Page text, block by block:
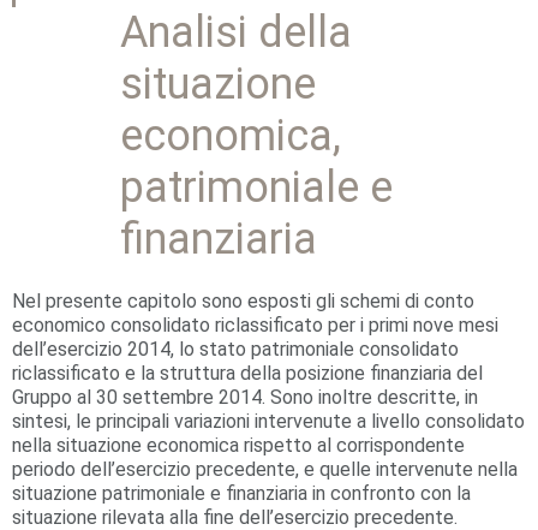
Analisi della
situazione
economica,
patrimoniale e
finanziaria
Nel presente capitolo sono esposti gli schemi di conto
economico consolidato riclassificato per i primi nove mesi
dell’esercizio 2014, lo stato patrimoniale consolidato
riclassificato e la struttura della posizione finanziaria del
Gruppo al 30 settembre 2014. Sono inoltre descritte, in
sintesi, le principali variazioni intervenute a livello consolidato
nella situazione economica rispetto al corrispondente
periodo dell’esercizio precedente, e quelle intervenute nella
situazione patrimoniale e finanziaria in confronto con la
situazione rilevata alla fine dell’esercizio precedente.